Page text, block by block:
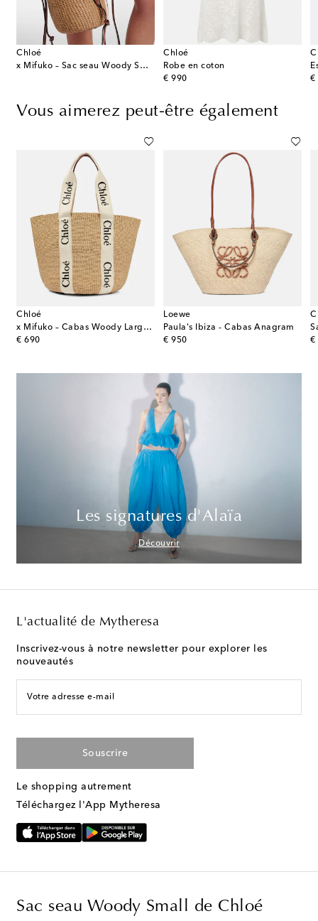
Chloé
x Mifuko – Sac seau Woody Small
Chloé
Robe en coton
€ 990
original price
€
Vous aimerez peut-être également
Chloé
x Mifuko – Cabas Woody Large en raphia
€ 690
original price
Loewe
Paula's Ibiza - Cabas Anagram
€ 950
original price €
Les signatures d'Alaïa
Découvrir
L'actualité de Mytheresa
Inscrivez-vous à notre newsletter pour explorer les
nouveautés
Votre adresse e-mail
Souscrire
Le shopping autrement
Téléchargez l'App Mytheresa
Sac seau Woody Small de Chloé